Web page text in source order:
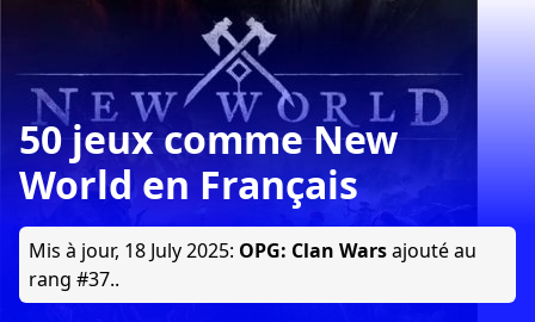
50 jeux comme New
World en Français
Mis à jour, 18 July 2025: OPG: Clan Warsajouté au
rang #37..